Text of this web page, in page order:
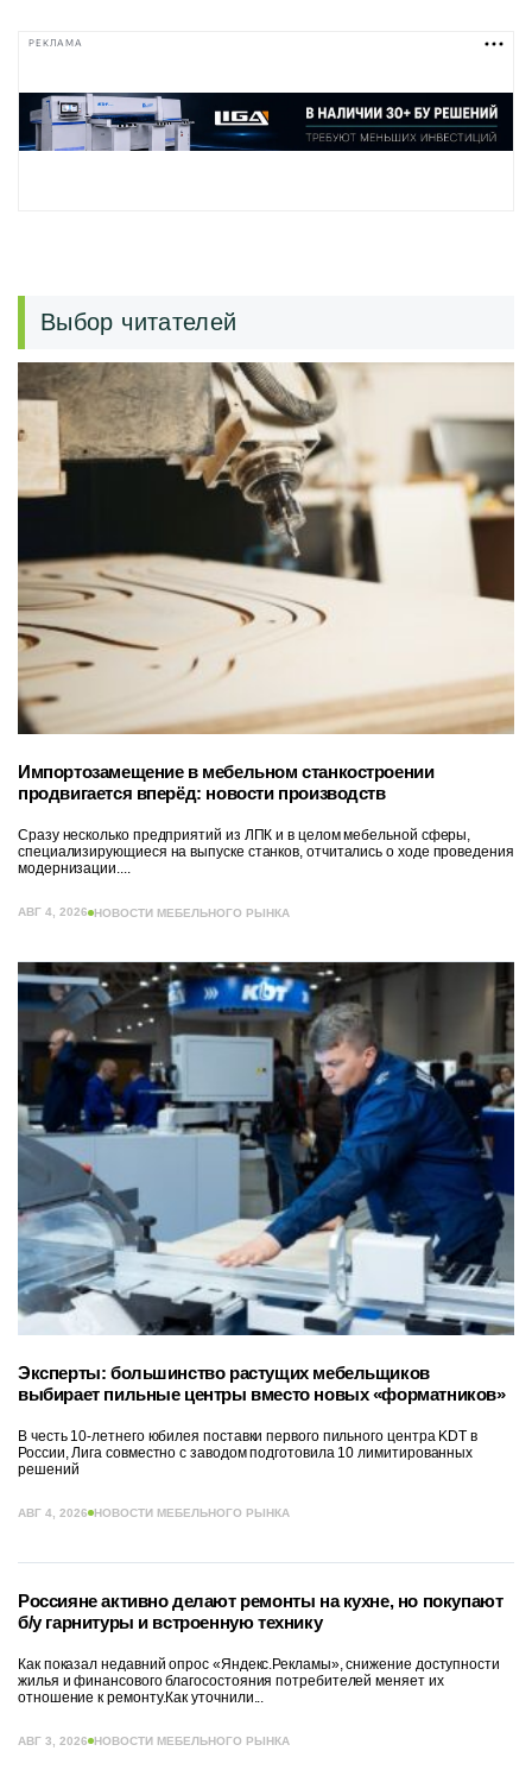
РЕКЛАМА
Выбор читателей
Импортозамещение в мебельном станкостроении
продвигается вперёд: новости производств
Сразу несколько предприятий из ЛПК и в целом мебельной сферы,
специализирующиеся на выпуске станков, отчитались о ходе проведения
модернизации....
АВГ 4, 2026 НОВОСТИ МЕБЕЛЬНОГО РЫНКА
Эксперты: большинство растущих мебельщиков
выбирает пильные центры вместо новых «форматников»
В честь 10-летнего юбилея поставки первого пильного центра KDT в
России, Лига совместно с заводом подготовила 10 лимитированных
решений
АВГ 4, 2026 НОВОСТИ МЕБЕЛЬНОГО РЫНКА
Россияне активно делают ремонты на кухне, но покупают
б/у гарнитуры и встроенную технику
Как показал недавний опрос «Яндекс.Рекламы», снижение доступности
жилья и финансового благосостояния потребителей меняет их
отношение к ремонту.Как уточнили...
АВГ 3, 2026 НОВОСТИ МЕБЕЛЬНОГО РЫНКА